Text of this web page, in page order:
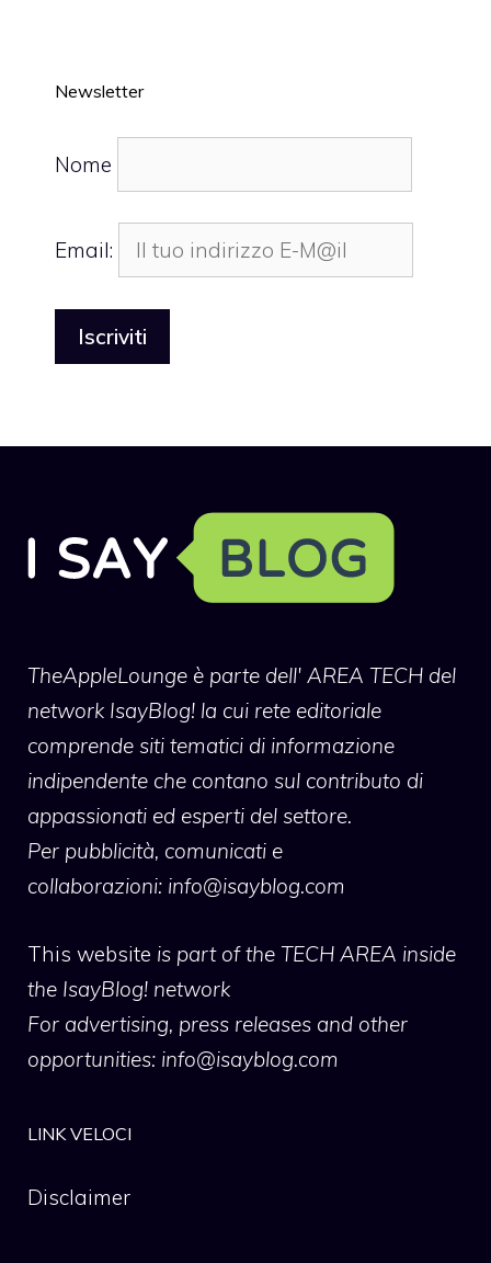
Newsletter
Nome
Email:
TheAppleLounge è parte dell' AREA TECH del
network IsayBlog! la cui rete editoriale
comprende siti tematici di informazione
indipendente che contano sul contributo di
appassionati ed esperti del settore.
Per pubblicità, comunicati e
collaborazioni: info@isayblog.com
This website is part of the TECH AREA inside
the IsayBlog! network
For advertising, press releases and other
opportunities: info@isayblog.com
LINK VELOCI
Disclaimer